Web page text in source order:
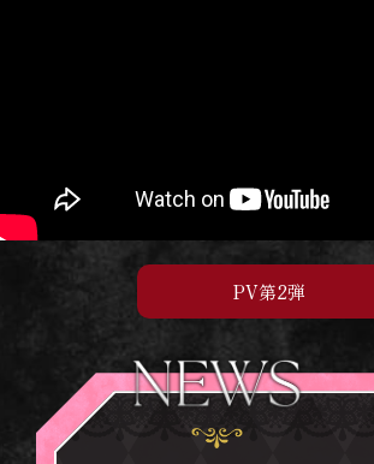
PV第2弾
PV第1弾
先出し映像